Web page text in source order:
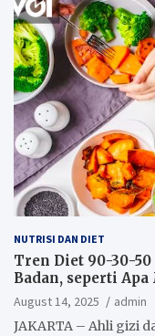
NUTRISI DAN DIET
Tren Diet 90-30-
Badan, seperti Apa
August 14, 2025
admin
JAKARTA – Ahli gizi